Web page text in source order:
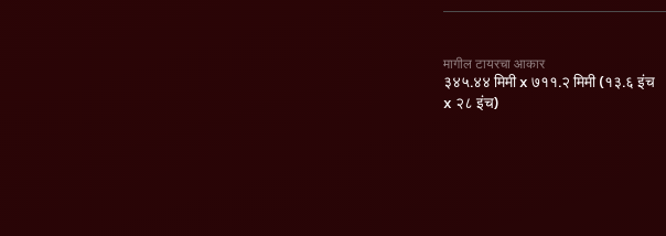
मागील टायरचा आकार
३४५.४४ मिमी x ७११.२ मिमी (१३.६ इंच
x २८ इंच)